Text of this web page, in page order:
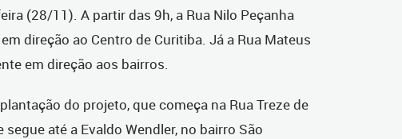
(28/11). A partir das 9h, a Rua Nilo Peçanha
direção ao Centro de Curitiba. Já a Rua Mateus
em direção aos bairros.
do projeto, que começa na Rua Treze de
segue até a Evaldo Wendler, no bairro São